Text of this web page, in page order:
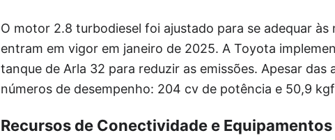
O motor 2.8 turbodiesel foi ajustado para se adequar
entram em vigor em janeiro de 2025. A Toyota
tanque de Arla 32 para reduzir as emissões. Apesar
números de desempenho: 204 cv de potência e 50,9
Recursos de Conectividade e